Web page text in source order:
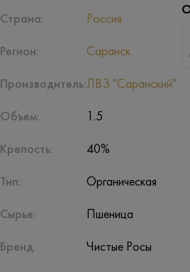
Страна:
Регион:
Производитель:
Объем:
Крепость:
Тип:
Сырье:
Бренд:
Россия
Саранск
ЛВЗ "Саранский"
1.5
40%
Органическая
Пшеница
Чистые Росы